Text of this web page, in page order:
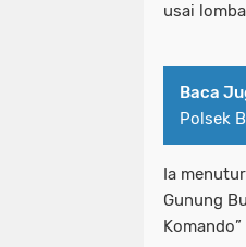
usai
Baca
Polsek
Ia
Gunung